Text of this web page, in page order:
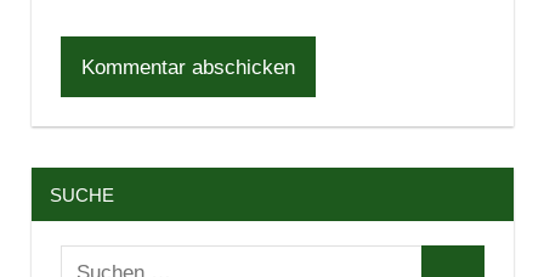
SUCHE
Suchen